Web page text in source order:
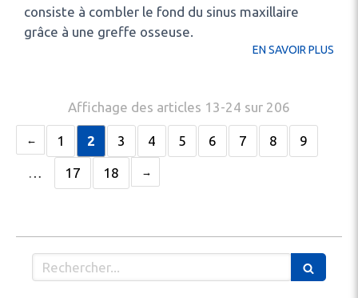
consiste à combler le fond du sinus maxillaire
grâce à une greffe osseuse.
EN SAVOIR PLUS
Affichage des articles 13-24 sur 206
1 2 3 4 5 6 7 8 9
… 17 18
Rechercher